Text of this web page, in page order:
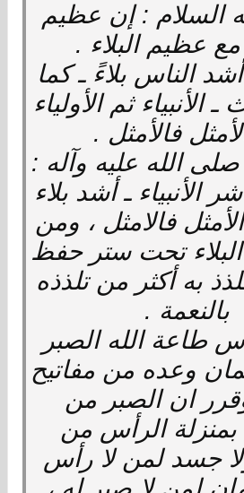
السلام : إن عظيم
مع عظيم البلاء .
الناس بلاءً ـ كما
الأنبياء ثم الأولياء
فالأمثل .
صلى الله عليه وآله :
الأنبياء ـ أشد بلاء
فالامثل ، ومن
تحت ستر حفظ
به أكثر من تلذذه
بالنعمة .
طاعة الله الصبر
وعده من مفاتيح
ان الصبر من
بمنزلة الرأس من
جسد لمن لا رأس